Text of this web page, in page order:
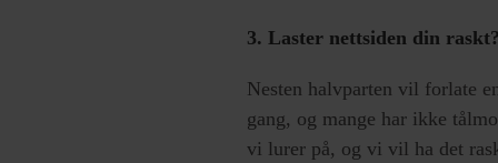
3. Laster nettsiden din
Nesten halvparten vil forlate
gang, og mange har ikke
vi lurer på, og vi vil ha det